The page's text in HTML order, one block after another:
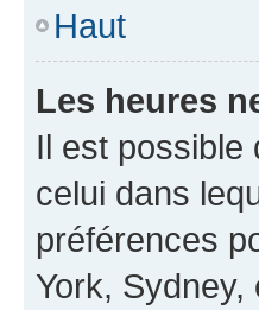
Haut
Les heures
Il est possible
celui dans
préférences
York, Sydney,